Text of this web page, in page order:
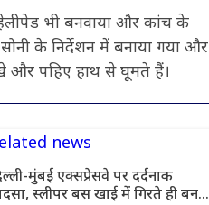
भी बनवाया और कांच के
के निर्देशन में बनाया गया और
और पहिए हाथ से घूमते हैं।
मुंबई एक्सप्रेसवे पर दर्दनाक
स्लीपर बस खाई में गिरते ही बन